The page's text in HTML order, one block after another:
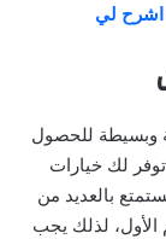
اشرح لي
وبسيطة للحصول
نسخه توفر لك خيارات
بالعديد من
الأول، لذلك يجب